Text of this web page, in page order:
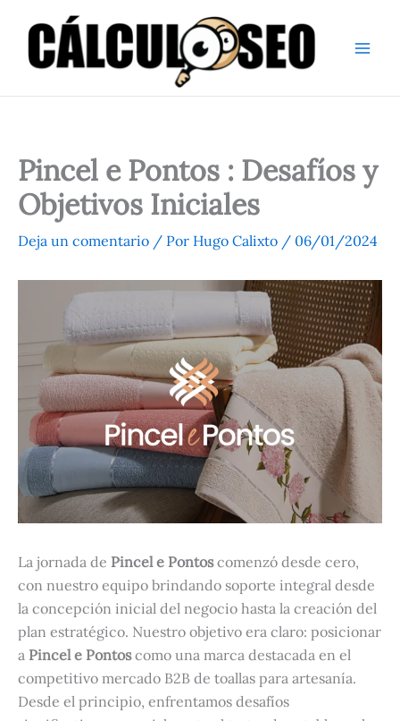
contenido
Pincel e Pontos : Desafíos y
Objetivos Iniciales
Deja un comentario / Por Hugo Calixto / 06/01/2024
La jornada de Pincel e Pontoscomenzó desde cero,
con nuestro equipo brindando soporte integral desde
la concepción inicial del negocio hasta la creación del
plan estratégico. Nuestro objetivo era claro: posicionar
a Pincel e Pontoscomo una marca destacada en el
competitivo mercado B2B de toallas para artesanía.
Desde el principio, enfrentamos desafíos